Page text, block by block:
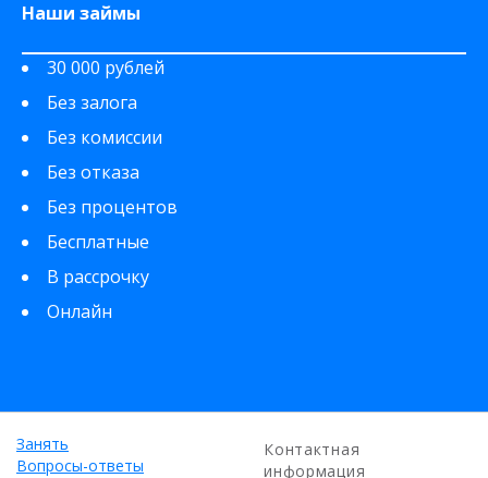
Наши займы
30 000 рублей
Без залога
Без комиссии
Без отказа
Без процентов
Бесплатные
В рассрочку
Онлайн
Занять
Вопросы-ответы
Контактная
информация